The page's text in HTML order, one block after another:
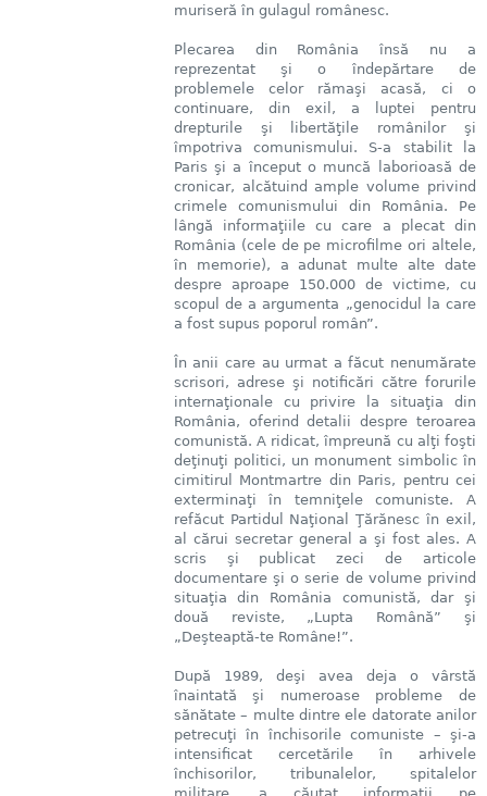
muriseră în gulagul românesc.
Plecarea din România însă nu a
reprezentat şi o îndepărtare de
problemele celor rămaşi acasă, ci o
continuare, din exil, a luptei pentru
drepturile şi libertăţile românilor şi
împotriva comunismului. S-a stabilit la
Paris şi a început o muncă laborioasă de
cronicar, alcătuind ample volume privind
crimele comunismului din România. Pe
lângă informaţiile cu care a plecat din
România (cele de pe microfilme ori altele,
în memorie), a adunat multe alte date
despre aproape 150.000 de victime, cu
scopul de a argumenta „genocidul la care
a fost supus poporul român”.
În anii care au urmat a făcut nenumărate
scrisori, adrese şi notificări către forurile
internaţionale cu privire la situaţia din
România, oferind detalii despre teroarea
comunistă. A ridicat, împreună cu alţi foşti
deţinuţi politici, un monument simbolic în
cimitirul Montmartre din Paris, pentru cei
exterminaţi în temniţele comuniste. A
refăcut Partidul Naţional Ţărănesc în exil,
al cărui secretar general a şi fost ales. A
scris şi publicat zeci de articole
documentare şi o serie de volume privind
situaţia din România comunistă, dar şi
două reviste, „Lupta Română” şi
„Deşteaptă-te Române!”.
După 1989, deşi avea deja o vârstă
înaintată şi numeroase probleme de
sănătate – multe dintre ele datorate anilor
petrecuţi în închisorile comuniste – şi-a
intensificat cercetările în arhivele
închisorilor, tribunalelor, spitalelor
militare, a căutat informaţii pe